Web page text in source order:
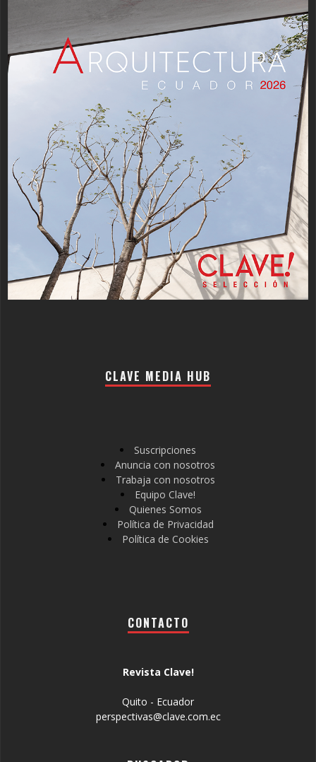
CLAVE MEDIA HUB
Suscripciones
Anuncia con nosotros
Trabaja con nosotros
Equipo Clave!
Quienes Somos
Política de Privacidad
Política de Cookies
CONTACTO
Revista Clave!
Quito - Ecuador
perspectivas@clave.com.ec